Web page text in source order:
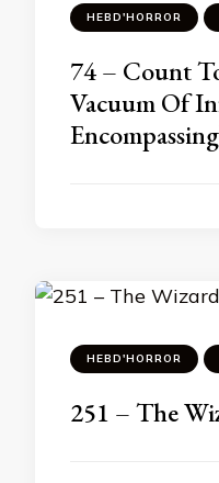
HEBD'HORROR
74 – Count
Vacuum Of
HEBD'HORROR
251 – The